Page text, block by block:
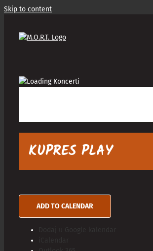
Skip to content
KUPRES PLAY
ADD TO CALENDAR